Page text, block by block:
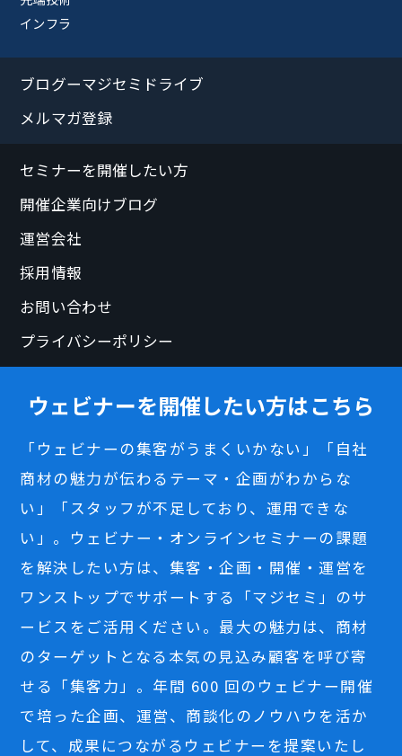
インフラ
ブログーマジセミドライブ
メルマガ登録
セミナーを開催したい方
開催企業向けブログ
運営会社
採用情報
お問い合わせ
プライバシーポリシー
ウェビナーを開催したい方はこちら
「ウェビナーの集客がうまくいかない」「自社
商材の魅力が伝わるテーマ・企画がわからな
い」「スタッフが不足しており、運用できな
い」。ウェビナー・オンラインセミナーの課題
を解決したい方は、集客・企画・開催・運営を
ワンストップでサポートする「マジセミ」のサ
ービスをご活用ください。最大の魅力は、商材
のターゲットとなる本気の見込み顧客を呼び寄
せる「集客力」。年間 600 回のウェビナー開催
で培った企画、運営、商談化のノウハウを活か
して、成果につながるウェビナーを提案いたし